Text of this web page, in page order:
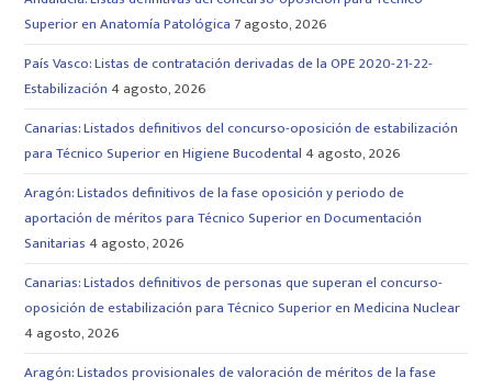
Superior en Anatomía Patológica 7 agosto, 2026
País Vasco: Listas de contratación derivadas de la OPE 2020-21-22-
Estabilización 4 agosto, 2026
Canarias: Listados definitivos del concurso-oposición de estabilización
para Técnico Superior en Higiene Bucodental 4 agosto, 2026
Aragón: Listados definitivos de la fase oposición y periodo de
aportación de méritos para Técnico Superior en Documentación
Sanitarias 4 agosto, 2026
Canarias: Listados definitivos de personas que superan el concurso-
oposición de estabilización para Técnico Superior en Medicina Nuclear
4 agosto, 2026
Aragón: Listados provisionales de valoración de méritos de la fase